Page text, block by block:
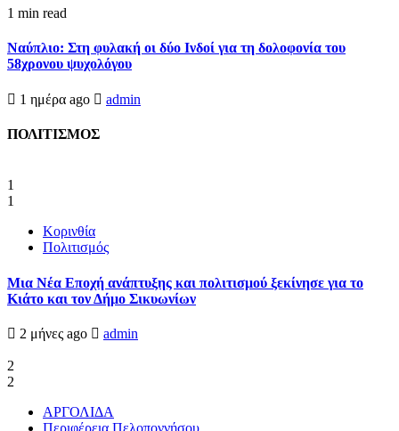
1 min read
Ναύπλιο: Στη φυλακή οι δύο Ινδοί για τη δολοφονία του
58χρονου ψυχολόγου
1 ημέρα ago admin
ΠΟΛΙΤΙΣΜΟΣ
1
1
Κορινθία
Πολιτισμός
Μια Νέα Εποχή ανάπτυξης και πολιτισμού ξεκίνησε για το
Κιάτο και τον Δήμο Σικυωνίων
2 μήνες ago admin
2
2
ΑΡΓΟΛΙΔΑ
Περιφέρεια Πελοποννήσου